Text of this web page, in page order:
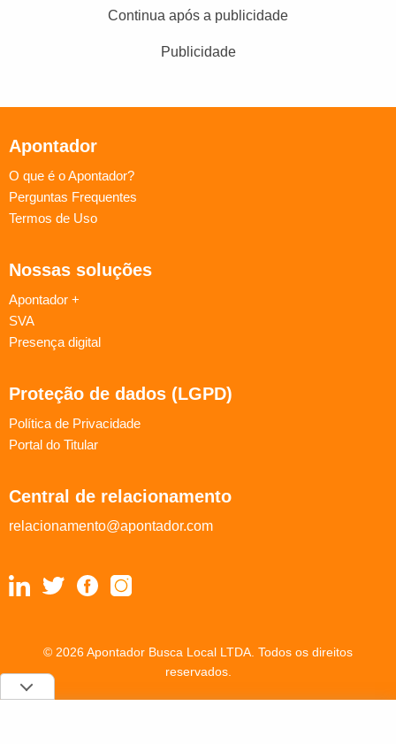
Continua após a publicidade
Publicidade
Apontador
O que é o Apontador?
Perguntas Frequentes
Termos de Uso
Nossas soluções
Apontador +
SVA
Presença digital
Proteção de dados (LGPD)
Política de Privacidade
Portal do Titular
Central de relacionamento
relacionamento@apontador.com
© 2026 Apontador Busca Local LTDA. Todos os direitos
reservados.